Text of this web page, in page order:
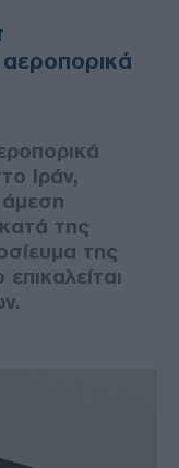
Ιράν,
της
της